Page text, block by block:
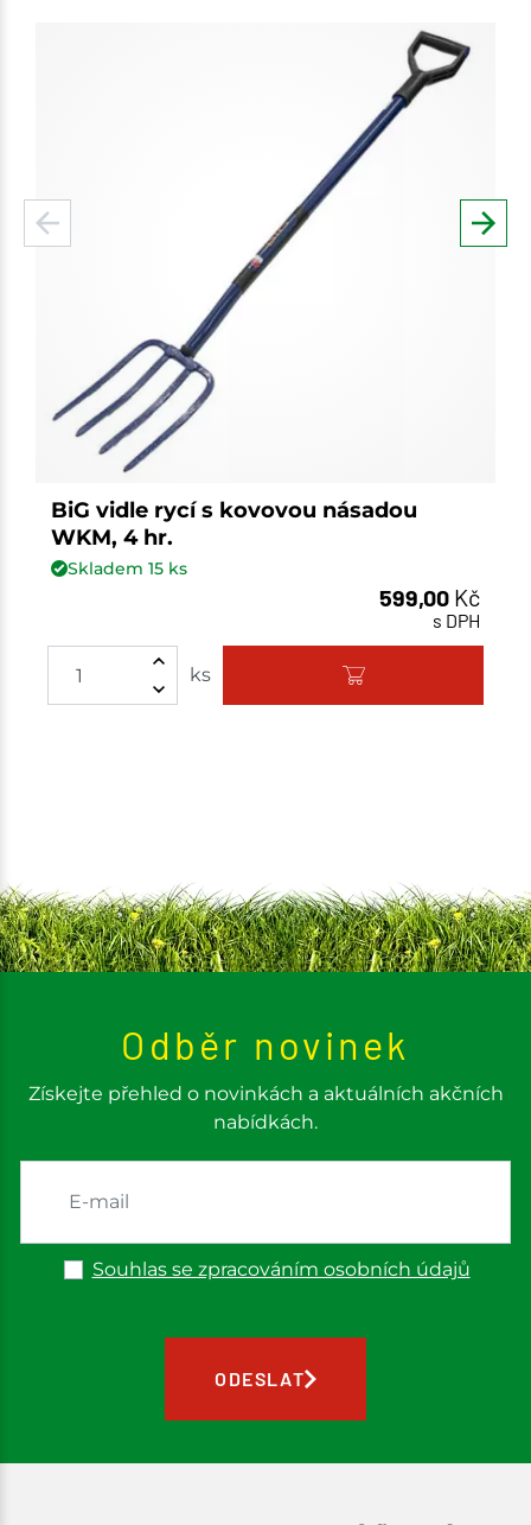
BiG vidle rycí s kovovou násadou
WKM, 4 hr.
Skladem 15ks
599,00 Kč
s DPH
ks
Odběr novinek
Získejte přehled o novinkách a aktuálních akčních
nabídkách.
Souhlas se zpracováním osobních údajů
ODESLAT